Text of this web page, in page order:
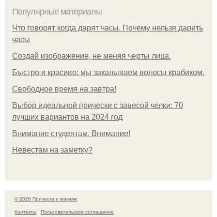
Популярные материалы
Что говорят когда дарят часы. Почему нельзя дарить
часы
Создай изображение, не меняя черты лица.
Быстро и красиво: мы закалываем волосы крабиком.
Свободное время на завтра!
Выбор идеальной прически с завесой челки: 70
лучших вариантов на 2024 год
Внимание студентам. Внимание!
Невестам на заметку?
© 2026 Прическа и макияж
Контакты
Пользовательское соглашение